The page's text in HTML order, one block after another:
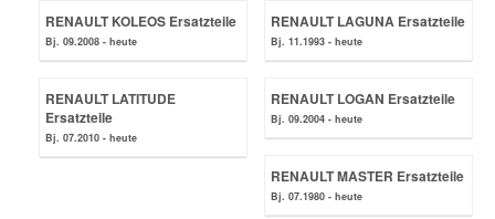
RENAULT KOLEOS Ersatzteile
Bj. 09.2008 - heute
RENAULT LAGUNA Ersatzteile
Bj. 11.1993 - heute
RENAULT LATITUDE
Ersatzteile
Bj. 07.2010 - heute
RENAULT LOGAN Ersatzteile
Bj. 09.2004 - heute
RENAULT MASTER Ersatzteile
Bj. 07.1980 - heute